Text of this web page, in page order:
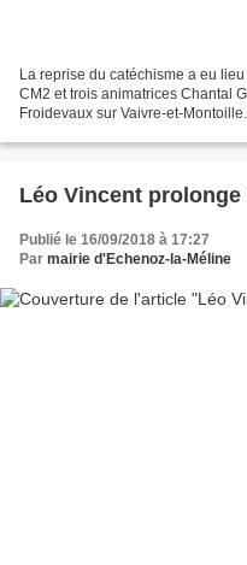
La reprise du catéchisme a eu
CM2 et trois animatrices Chantal
Froidevaux sur Vaivre-et-
Léo Vincent prolonge
Publié le 16/09/2018 à 17:27
Par mairie d'Echenoz-la-Méline